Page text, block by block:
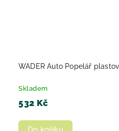
WADER Auto Popelář
Skladem
532 Kč